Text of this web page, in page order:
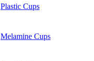
Plastic Cups
Melamine Cups